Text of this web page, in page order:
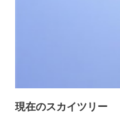
現在のスカイツリー